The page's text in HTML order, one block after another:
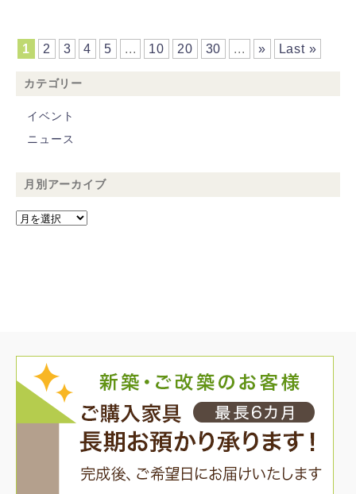
1 2 3 4 5 ... 10 20 30 ... » Last »
カテゴリー
イベント
ニュース
月別アーカイブ